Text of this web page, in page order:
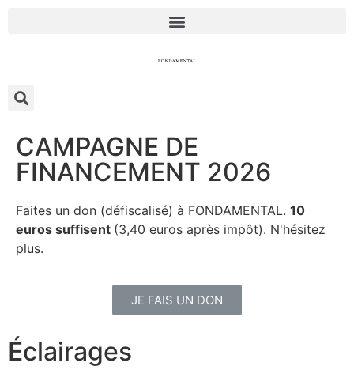
CAMPAGNE DE
FINANCEMENT 2026
Faites un don (défiscalisé) à FONDAMENTAL. 10
euros suffisent (3,40 euros après impôt). N'hésitez
plus.
JE FAIS UN DON
Éclairages